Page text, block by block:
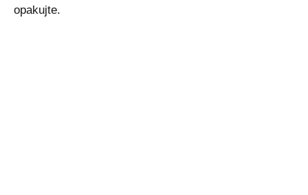
opakujte.